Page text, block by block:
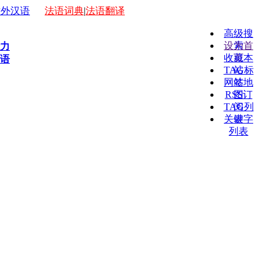
汉语 法语词典|法语翻译
高级搜
索
设为首
页
收藏本
站
TAG标
签
网站地
图
RSS订
阅
TAG列
表
关键字
列表